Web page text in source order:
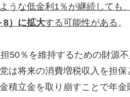
うな低金利1％が継続しても、
8）に拡大する可能性がある 。
50％を維持するための財源
は将来の消費増税収入を担保
積立金を取り崩すことで年金